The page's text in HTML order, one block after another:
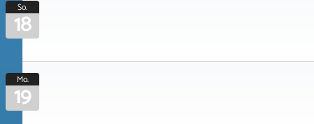
So.
18
Mo.
19